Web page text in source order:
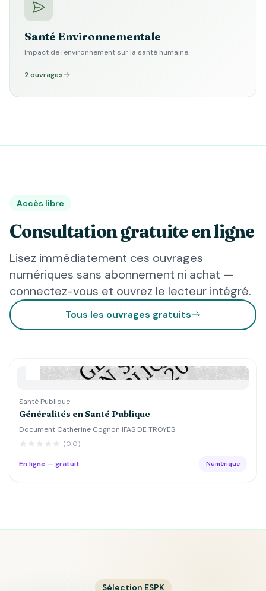
Santé Environnementale
Impact de l'environnement sur la santé humaine.
2 ouvrages
Accès libre
Consultation gratuite en ligne
Lisez immédiatement ces ouvrages
numériques sans abonnement ni achat —
connectez-vous et ouvrez le lecteur intégré.
Tous les ouvrages gratuits
Santé Publique
Généralités en Santé Publique
Document Catherine Cognon IFAS DE TROYES
(0.0)
En ligne — gratuit Numérique
Sélection ESPK